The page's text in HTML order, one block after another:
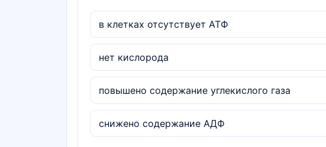
в клетках отсутствует АТФ
нет кислорода
повышено содержание углекислого газа
снижено содержание АДФ